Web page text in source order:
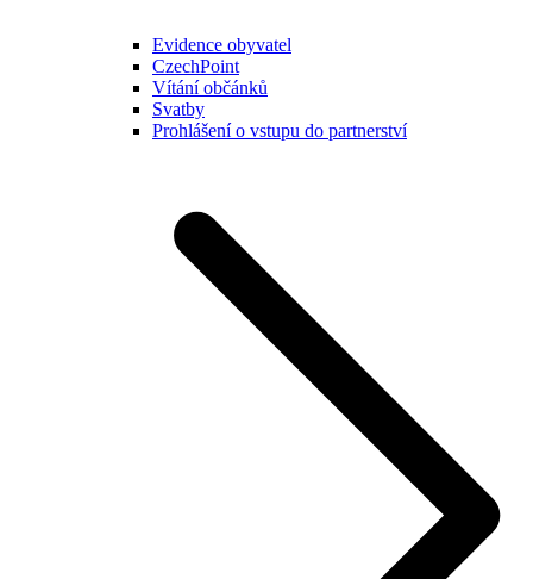
Evidence obyvatel
CzechPoint
Vítání občánků
Svatby
Prohlášení o vstupu do partnerství